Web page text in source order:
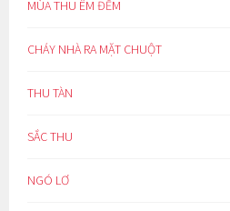
MÙA THU ÊM ĐỀM
CHÁY NHÀ RA MẶT CHUỘT
THU TÀN
SẮC THU
NGÓ LƠ